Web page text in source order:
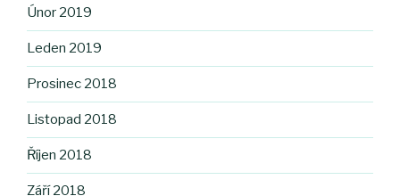
Únor 2019
Leden 2019
Prosinec 2018
Listopad 2018
Říjen 2018
Září 2018